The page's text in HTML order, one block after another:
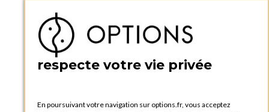
BOUTIQUE OPTIONS - PARIS 5E
5 quai de la tournelle
FRANCE
OPTIONS ROUEN
respecte votre vie privée
En poursuivant votre navigation sur options.fr, vous acceptez